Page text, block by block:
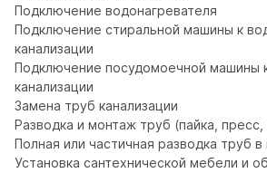
Подключение водонагревателя
Подключение стиральной машины к
канализации
Подключение посудомоечной машины
канализации
Замена труб канализации
Разводка и монтаж труб (пайка,
Полная или частичная разводка труб в
Установка сантехнической мебели и